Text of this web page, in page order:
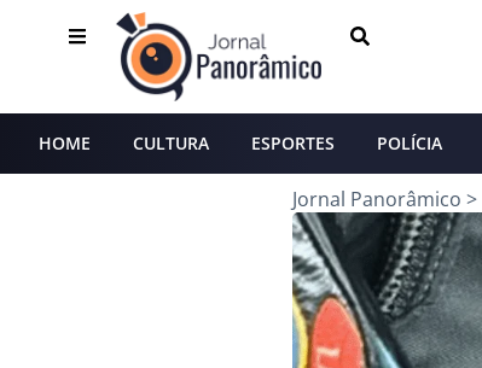
HOME CULTURA ESPORTES POLÍCIA
Jornal Panorâmico >